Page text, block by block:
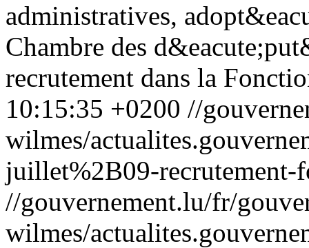
administratives,
Chambre des
recrutement dans la
10:15:35 +0200 //
wilmes/
juillet%2B09-
//gouvernement.lu/fr/
wilmes/